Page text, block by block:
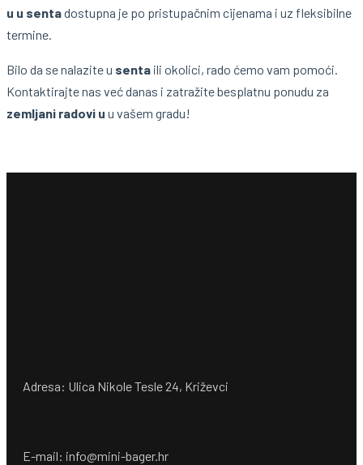
u u sentadostupna je po pristupačnim cijenama i uz fleksibilne
termine.
Bilo da se nalazite u senta ili okolici, rado ćemo vam pomoći.
Kontaktirajte nas već danas i zatražite besplatnu ponudu za
zemljani radovi u u vašem gradu!
Adresa: Ulica Nikole Tesle 24, Križevci
E-mail: info@mini-bager.hr